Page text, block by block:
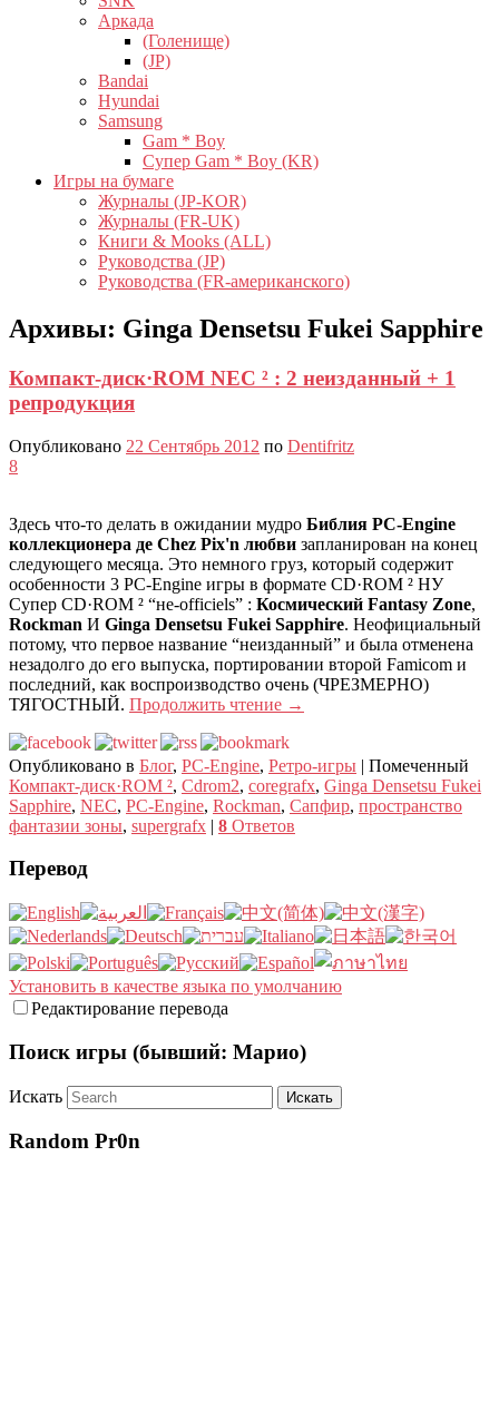
Аркада
(Голенище)
(JP)
Bandai
Hyundai
Samsung
Gam * Boy
Супер Gam * Boy (KR)
Игры на бумаге
Журналы (JP-KOR)
Журналы (FR-UK)
Книги & Mooks (ALL)
Руководства (JP)
Руководства (FR-американского)
Архивы: Ginga Densetsu Fukei Sapphire
Компакт-диск·ROM NEC ² : 2 неизданный + 1
репродукция
Опубликовано 22 Сентябрь 2012 по Dentifritz
8
Здесь что-то делать в ожидании мудро Библия PC-Engine
коллекционера де Chez Pix'n любви запланирован на конец
следующего месяца. Это немного груз, который содержит
особенности 3 PC-Engine игры в формате CD·ROM ² НУ
Супер CD·ROM ² “не-officiels” : Космический Fantasy Zone,
Rockman И Ginga Densetsu Fukei Sapphire. Неофициальный
потому, что первое название “неизданный” и была отменена
незадолго до его выпуска, портировании второй Famicom и
последний, как воспроизводство очень (ЧРЕЗМЕРНО)
ТЯГОСТНЫЙ. Продолжить чтение →
Опубликовано в Блог, PC-Engine, Ретро-игры | Помеченный
Компакт-диск·ROM ², Cdrom2, coregrafx, Ginga Densetsu Fukei
Sapphire, NEC, PC-Engine, Rockman, Сапфир, пространство
фантазии зоны, supergrafx | 8 Ответов
Перевод
Установить в качестве языка по умолчанию
Редактирование перевода
Поиск игры (бывший: Марио)
Искать
Random Pr0n